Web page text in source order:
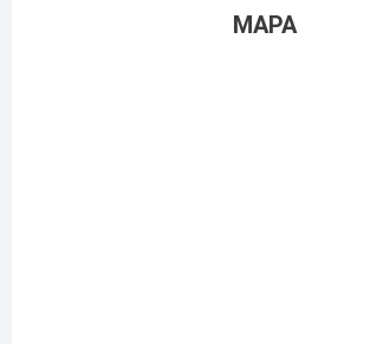
MAPA